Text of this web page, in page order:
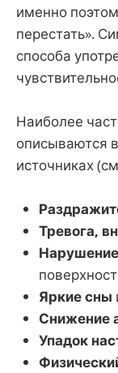
именно
перестать».
способа
Наиболее
описываются
источниках
Тревога,
Яркие сны
Снижение
Упадок